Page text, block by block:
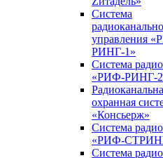
Система
управления
РИНГ-1»
Система
«РИФ-РИНГ-
охранная
«Консьерж»
Система
«РИФ-
Система